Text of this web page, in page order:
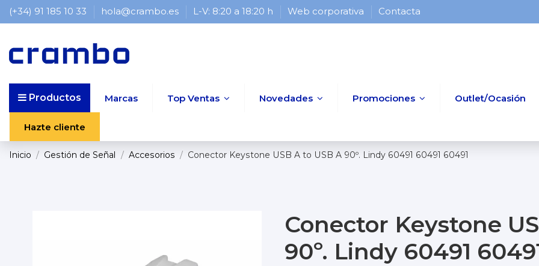
(+34) 91 185 10 33 hola@crambo.es L-V: 8:20 a 18:20 h Web corporativa Contacta
Productos Marcas Top Ventas Novedades Promociones Outlet/Ocasión
Hazte cliente
Inicio Gestión de Señal Accesorios Conector Keystone USB A to USB A 90º. Lindy 60491 60491 60491
Conector Keystone
90º. Lindy 60491